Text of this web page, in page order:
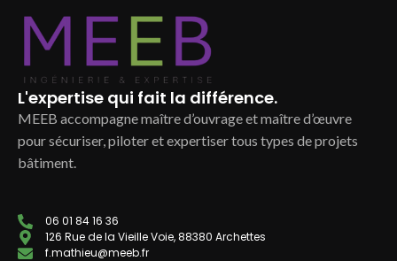
L'expertise qui fait la différence.
MEEB accompagne maître d’ouvrage et maître d’œuvre
pour sécuriser, piloter et expertiser tous types de projets
bâtiment.
06 01 84 16 36
126 Rue de la Vieille Voie, 88380 Archettes
f.mathieu@meeb.fr